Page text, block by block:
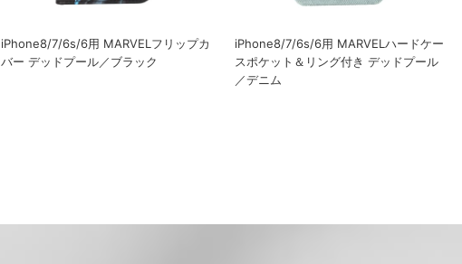
iPhone8/7/6s/6用 MARVELフリップカ
バー デッドプール／ブラック
iPhone8/7/6s/6用 MARVELハードケー
スポケット＆リング付き デッドプール
／デニム